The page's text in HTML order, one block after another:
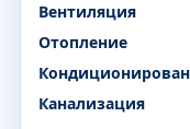
Вентиляция
Отопление
Канализация